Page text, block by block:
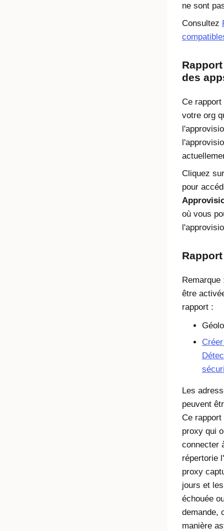
ne sont
Consultez
des
Ce
votre org
Cliquez
pour
où vous
être
rapport :
Les
peuvent
Ce
proxy qui
connecter
répertorie
proxy
jours et
échouée
demande,
manière